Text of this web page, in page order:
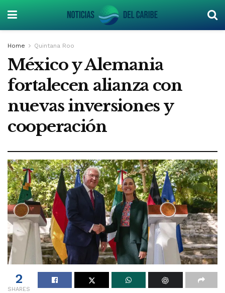
Home Quintana Roo
México y Alemania
fortalecen alianza con
nuevas inversiones y
cooperación
2
SHARES